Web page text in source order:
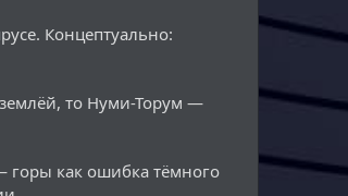
Концептуально:
то Нуми-Торум —
горы как ошибка тёмного